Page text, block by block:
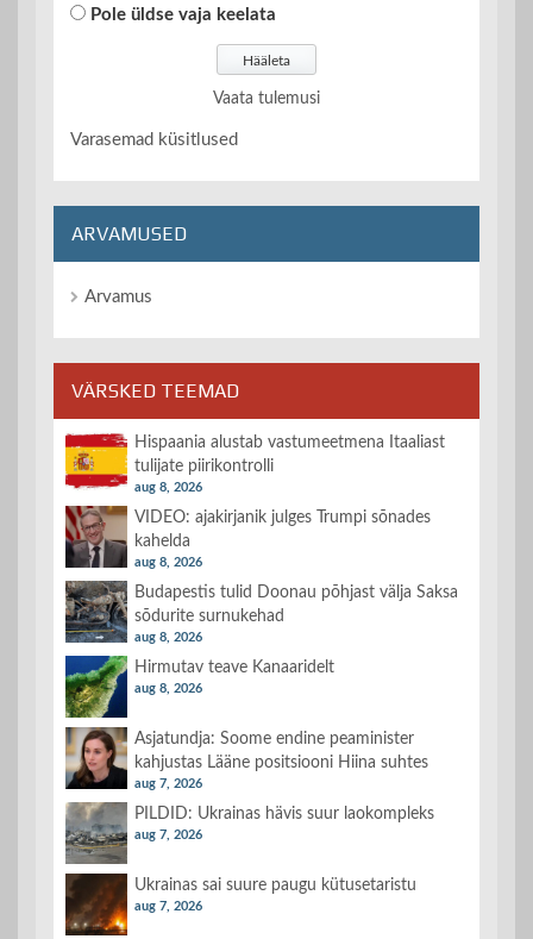
Pole üldse vaja keelata
Vaata tulemusi
Varasemad küsitlused
ARVAMUSED
Arvamus
VÄRSKED TEEMAD
Hispaania alustab vastumeetmena Itaaliast
tulijate piirikontrolli
aug 8, 2026
VIDEO: ajakirjanik julges Trumpi sõnades
kahelda
aug 8, 2026
Budapestis tulid Doonau põhjast välja Saksa
sõdurite surnukehad
aug 8, 2026
Hirmutav teave Kanaaridelt
aug 8, 2026
Asjatundja: Soome endine peaminister
kahjustas Lääne positsiooni Hiina suhtes
aug 7, 2026
PILDID: Ukrainas hävis suur laokompleks
aug 7, 2026
Ukrainas sai suure paugu kütusetaristu
aug 7, 2026